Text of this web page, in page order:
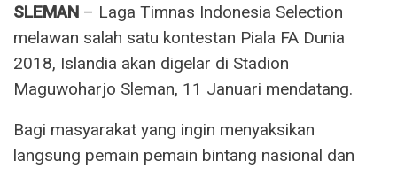
SLEMAN – Laga Timnas Indonesia Selection
melawan salah satu kontestan Piala FA Dunia
2018, Islandia akan digelar di Stadion
Maguwoharjo Sleman, 11 Januari mendatang.
Bagi masyarakat yang ingin menyaksikan
langsung pemain pemain bintang nasional dan